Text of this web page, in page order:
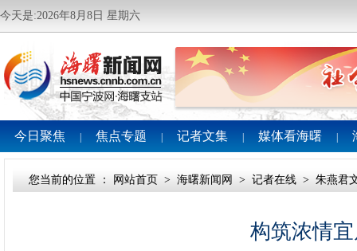
今天是:2026年8月8日 星期六
今日聚焦 焦点专题 记者文集 媒体看海曙
您当前的位置 ： 网站首页 > 海曙新闻网 > 记者在线 > 朱燕君
构筑浓情